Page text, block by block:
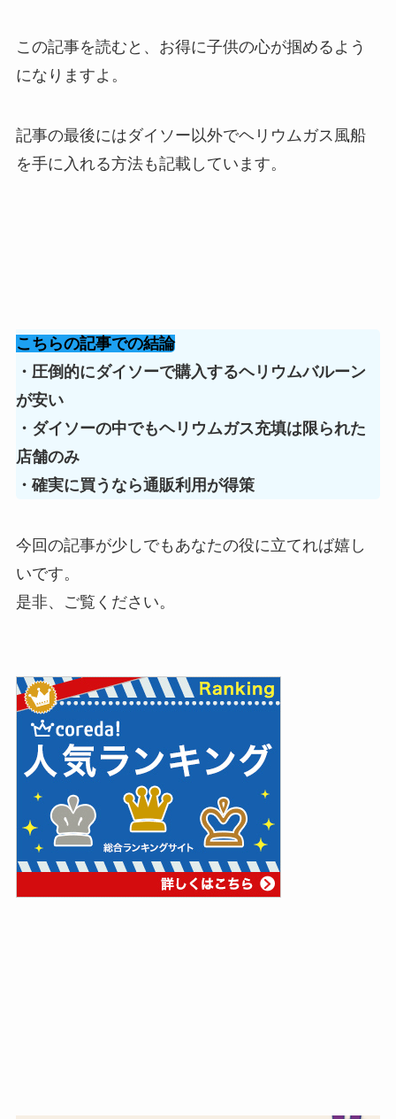
この記事を読むと、お得に子供の心が掴めるよう
になりますよ。
記事の最後にはダイソー以外でヘリウムガス風船
を手に入れる方法も記載しています。
こちらの記事での結論
・圧倒的にダイソーで購入するヘリウムバルーン
が安い
・ダイソーの中でもヘリウムガス充填は限られた
店舗のみ
・確実に買うなら通販利用が得策
今回の記事が少しでもあなたの役に立てれば嬉し
いです。
是非、ご覧ください。